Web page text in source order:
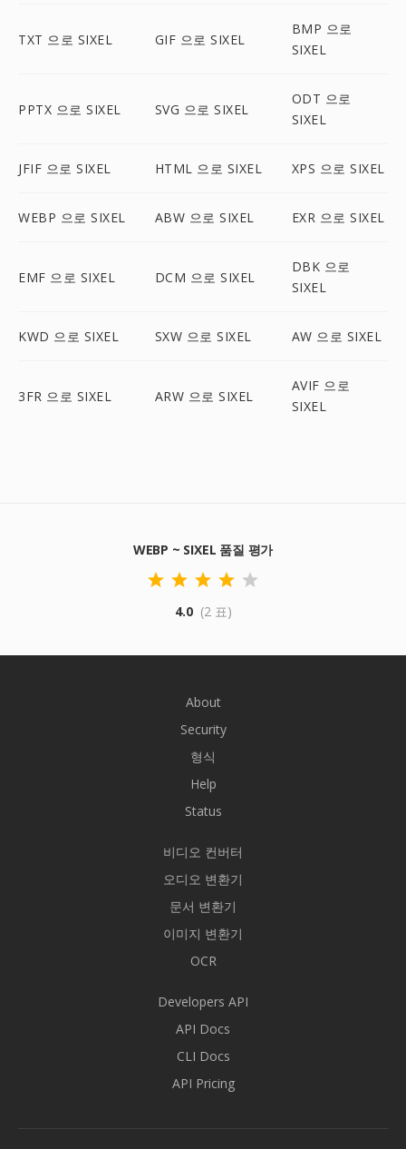
TXT 으로 SIXEL GIF 으로 SIXEL
BMP 으로
SIXEL
PPTX 으로 SIXEL SVG 으로 SIXEL
ODT 으로
SIXEL
JFIF 으로 SIXEL HTML 으로 SIXEL XPS 으로 SIXEL
WEBP 으로 SIXEL ABW 으로 SIXEL EXR 으로 SIXEL
EMF 으로 SIXEL DCM 으로 SIXEL
DBK 으로
SIXEL
KWD 으로 SIXEL SXW 으로 SIXEL AW 으로 SIXEL
3FR 으로 SIXEL ARW 으로 SIXEL
AVIF 으로
SIXEL
WEBP ~ SIXEL 품질 평가
4.0 (2 표)
About
Security
형식
Help
Status
비디오 컨버터
오디오 변환기
문서 변환기
이미지 변환기
OCR
Developers API
API Docs
CLI Docs
API Pricing